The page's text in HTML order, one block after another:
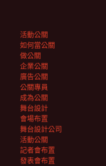
活動公關
如何當公關
做公關
企業公關
廣告公關
公關專員
成為公關
舞台設計
會場布置
舞台設計公司
活動公關
記者會布置
發表會布置